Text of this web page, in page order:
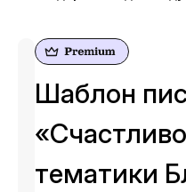
Шаблон
тематики